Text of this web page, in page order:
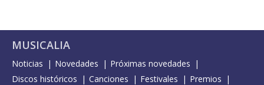
MUSICALIA
Noticias Novedades
Próximas novedades
Discos históricos
Canciones Festivales
Premios